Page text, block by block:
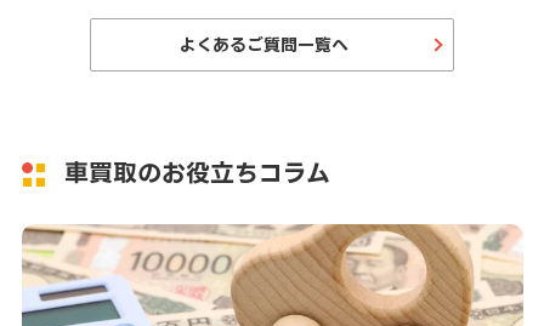
よくあるご質問一覧へ
車買取のお役立ちコラム